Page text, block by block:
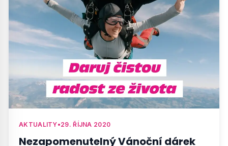
AKTUALITY•29. ŘÍJNA 2020
Nezapomenutelný Vánoční dárek